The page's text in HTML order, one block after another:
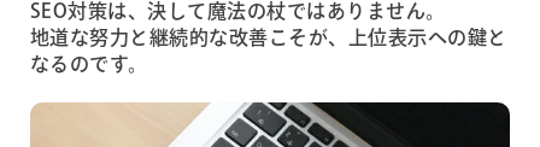
SEO対策は、決して魔法の杖ではありません。
地道な努力と継続的な改善こそが、上位表示への鍵と
なるのです。